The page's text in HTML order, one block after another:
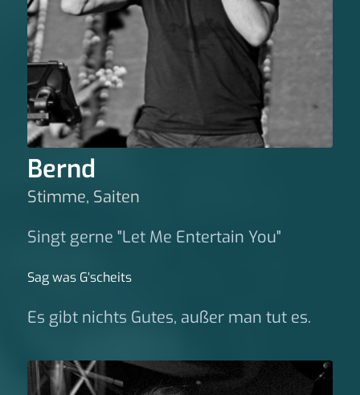
Bernd
Stimme, Saiten
Singt gerne "Let Me Entertain You"
Sag was G‘scheits
Es gibt nichts Gutes, außer man tut es.